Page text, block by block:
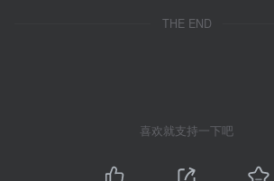
THE END
喜欢就支持一下吧